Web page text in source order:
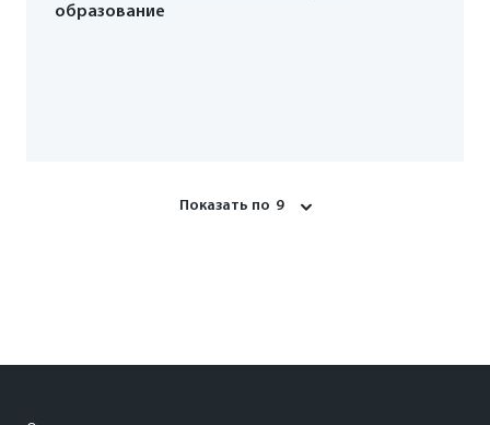
образование
Показать по 9